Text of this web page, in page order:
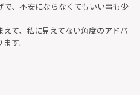
、不安にならなくてもいい事も少
て、私に見えてない角度のアドバ
す。